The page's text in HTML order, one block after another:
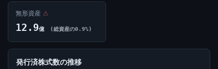
無形資産 ⚠
12.9億 (総資産の0.9%)
発行済株式数の推移